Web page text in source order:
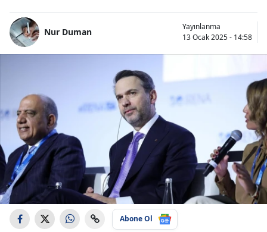
Nur Duman
Yayınlanma
13 Ocak 2025 - 14:58
Abone Ol